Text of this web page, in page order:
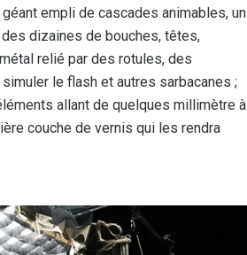
empli de cascades animables, un
dizaines de bouches, têtes,
relié par des rotules, des
le flash et autres sarbacanes ;
allant de quelques millimètre à
couche de vernis qui les rendra